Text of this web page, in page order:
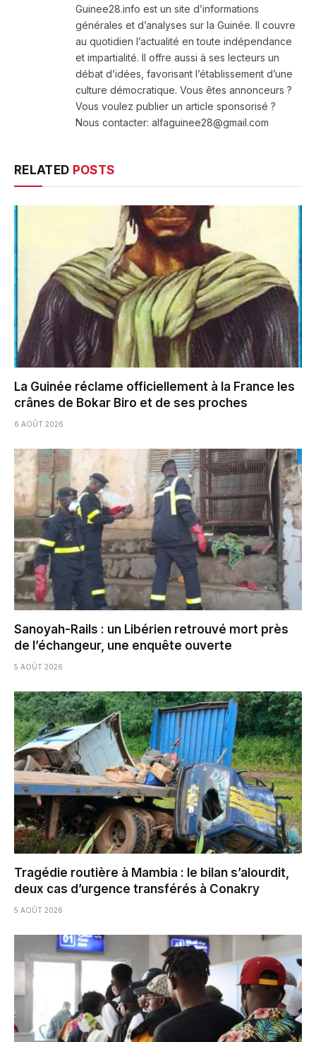
Guinee28.info est un site d’informations
générales et d’analyses sur la Guinée. Il couvre
au quotidien l’actualité en toute indépendance
et impartialité. Il offre aussi à ses lecteurs un
débat d’idées, favorisant l’établissement d’une
culture démocratique. Vous êtes annonceurs ?
Vous voulez publier un article sponsorisé ?
Nous contacter: alfaguinee28@gmail.com
RELATED POSTS
La Guinée réclame officiellement à la France les
crânes de Bokar Biro et de ses proches
6 AOÛT 2026
Sanoyah-Rails : un Libérien retrouvé mort près
de l’échangeur, une enquête ouverte
5 AOÛT 2026
Tragédie routière à Mambia : le bilan s’alourdit,
deux cas d’urgence transférés à Conakry
5 AOÛT 2026